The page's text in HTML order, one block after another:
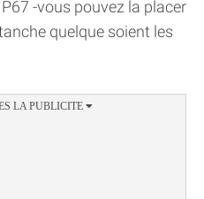
-vous pouvez la placer
quelque soient les